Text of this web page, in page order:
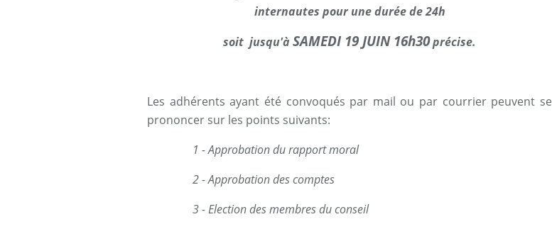
internautes pour une durée de 24h
soit jusqu'à SAMEDI 19 JUIN 16h30précise.
Les adhérents ayant été convoqués par mail ou par courrier peuvent se
prononcer sur les points suivants:
1 - Approbation du rapport moral
2 - Approbation des comptes
3 - Election des membres du conseil